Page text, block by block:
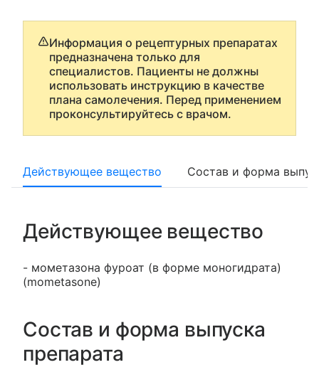
Информация о рецептурных препаратах
предназначена только для
специалистов. Пациенты не должны
использовать инструкцию в качестве
плана самолечения. Перед применением
проконсультируйтесь с врачом.
Действующее вещество Состав и форма
Действующее вещество
- мометазона фуроат (в форме моногидрата)
(mometasone)
Состав и форма выпуска
препарата